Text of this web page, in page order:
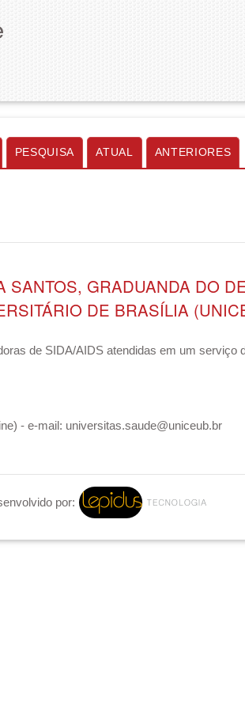
PESQUISA ATUAL ANTERIORES
GRADUANDA DO
DE BRASÍLIA
de SIDA/AIDS atendidas em um serviço
- e-mail: universitas.saude@uniceub.br
por: